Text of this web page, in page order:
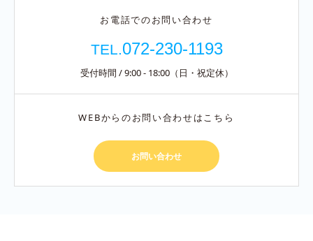
お電話でのお問い合わせ
TEL.072-230-1193
受付時間 / 9:00 - 18:00（日・祝定休）
WEBからのお問い合わせはこちら
お問い合わせ